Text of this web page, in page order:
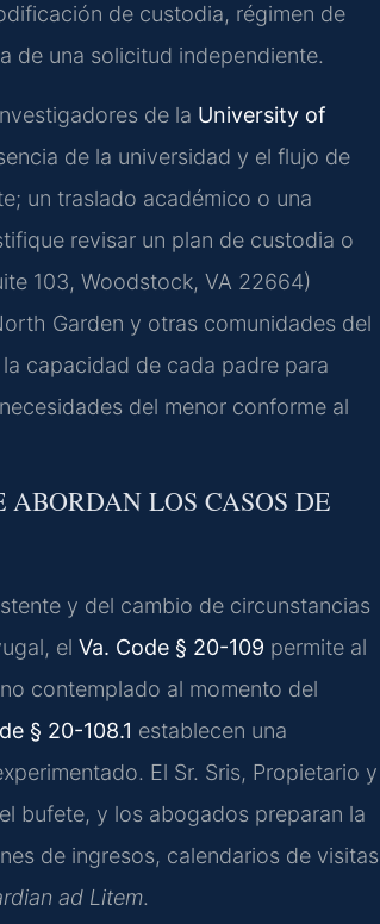
de custodia, régimen de
de una solicitud independiente.
de la University of
de la universidad y el flujo de
un traslado académico o una
revisar un plan de custodia o
103, Woodstock, VA 22664)
Garden y otras comunidades del
capacidad de cada padre para
del menor conforme al
ABORDAN LOS CASOS DE
y del cambio de circunstancias
el Va. Code § 20-109 permite al
contemplado al momento del
§ 20-108.1 establecen una
El Sr. Sris, Propietario y
bufete, y los abogados preparan la
de ingresos, calendarios de visitas
ad Litem.